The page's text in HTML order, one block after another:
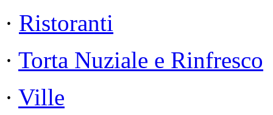
· Ristoranti
· Torta Nuziale e Rinfresco
· Ville